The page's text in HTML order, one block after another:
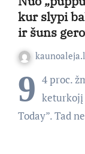
kur slypi
ir šuns
9 4 proc.
keturkojį
Today”. Tad